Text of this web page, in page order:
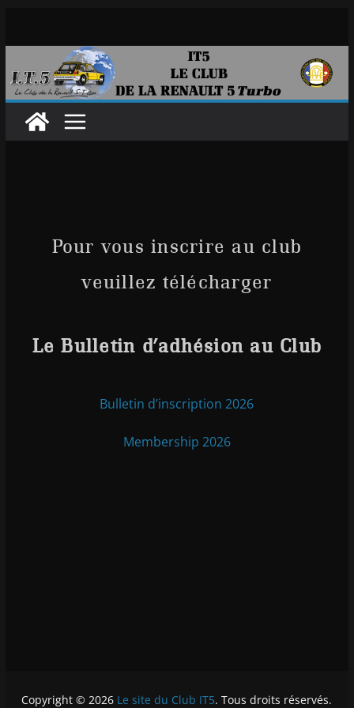
Pour vous inscrire au club
veuillez télécharger
Le Bulletin d’adhésion au Club
Bulletin d’inscription 2026
Membership 2026
Copyright © 2026 Le site du Club IT5. Tous droits réservés.